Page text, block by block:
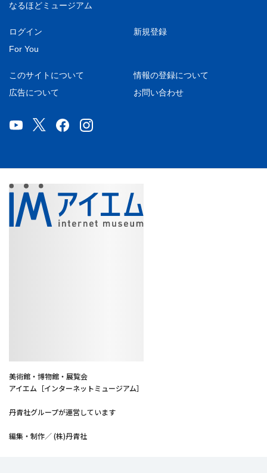
なるほどミュージアム
ログイン
新規登録
For You
このサイトについて
情報の登録について
広告について
お問い合わせ
美術館・博物館・展覧会
アイエム［インターネットミュージアム］
丹青社グループが運営しています
編集・制作／ (株)丹青社